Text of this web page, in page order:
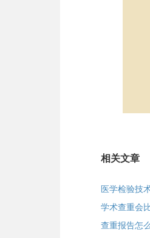
相关文章
医学检验技
学术查重会
查重报告怎